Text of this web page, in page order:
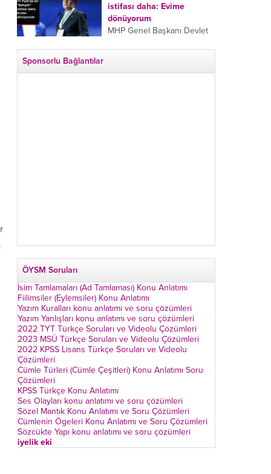
cani, babasını vücudunun
çeşitli yerlerinden
bıçaklayarak öldürdü.
istifası daha: Evime
dönüyorum
MHP Genel Başkanı Devlet
Sponsorlu Bağlantılar
ÖYSM Soruları
İsim Tamlamaları (Ad Tamlaması) Konu Anlatımı
Fiilimsiler (Eylemsiler) Konu Anlatımı
Yazım Kuralları konu anlatımı ve soru çözümleri
Yazım Yanlışları konu anlatımı ve soru çözümleri
2022 TYT Türkçe Soruları ve Videolu Çözümleri
2023 MSÜ Türkçe Soruları ve Videolu Çözümleri
2022 KPSS Lisans Türkçe Soruları ve Videolu
Çözümleri
Cümle Türleri (Cümle Çeşitleri) Konu Anlatımı Soru
Çözümleri
KPSS Türkçe Konu Anlatımı
Ses Olayları konu anlatımı ve soru çözümleri
Sözel Mantık Konu Anlatımı ve Soru Çözümleri
Cümlenin Ögeleri Konu Anlatımı ve Soru Çözümleri
Sözcükte Yapı konu anlatımı ve soru çözümleri
iyelik eki